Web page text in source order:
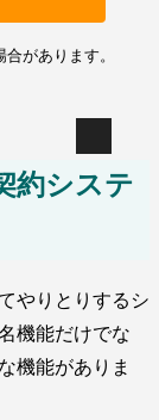
があります。
約システ
やりとりするシ
機能だけでな
機能がありま